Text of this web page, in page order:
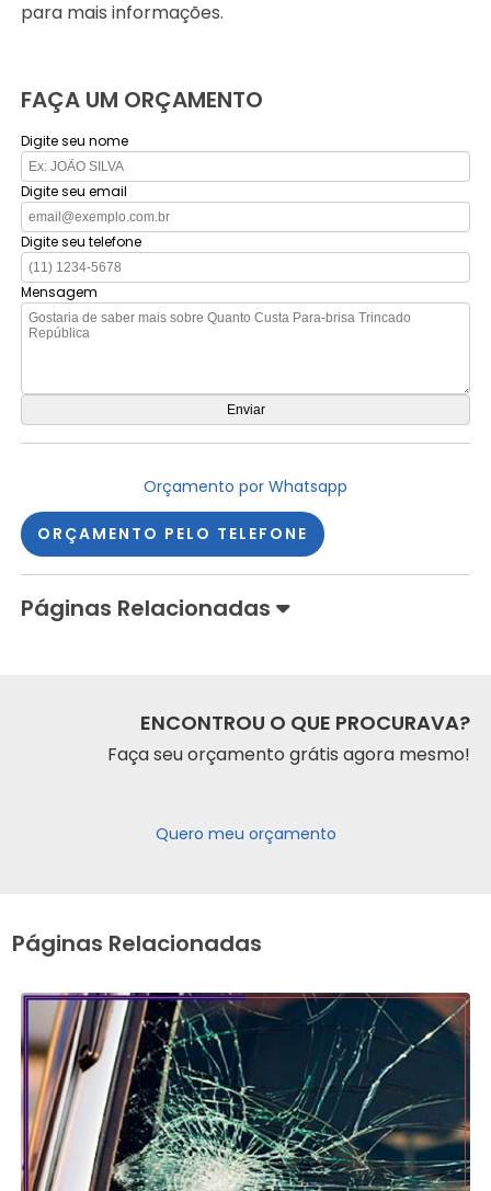
para mais informações.
FAÇA UM ORÇAMENTO
Digite seu nome
Digite seu email
Digite seu telefone
Mensagem
Orçamento por Whatsapp
ORÇAMENTO PELO TELEFONE
Páginas Relacionadas
ENCONTROU O QUE PROCURAVA?
Faça seu orçamento grátis agora mesmo!
Quero meu orçamento
Páginas Relacionadas